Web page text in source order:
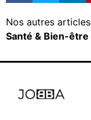
Nos autres articles
Santé & Bien-être